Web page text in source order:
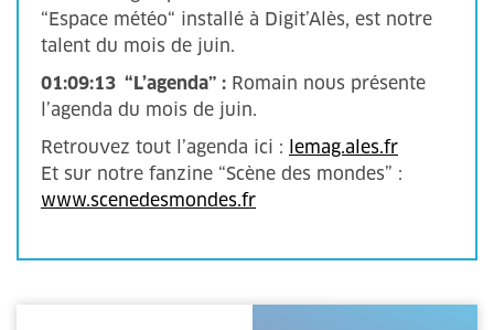
“Espace météo“ installé à Digit’Alès, est notre
talent du mois de juin.
01:09:13 “L’agenda” : Romain nous présente
l’agenda du mois de juin.
Retrouvez tout l’agenda ici : lemag.ales.fr
Et sur notre fanzine “Scène des mondes” :
www.scenedesmondes.fr